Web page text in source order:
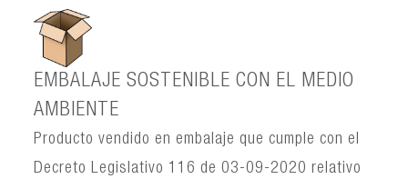
EMBALAJE SOSTENIBLE CON EL MEDIO
AMBIENTE
Producto vendido en embalaje que cumple con el
Decreto Legislativo 116 de 03-09-2020 relativo